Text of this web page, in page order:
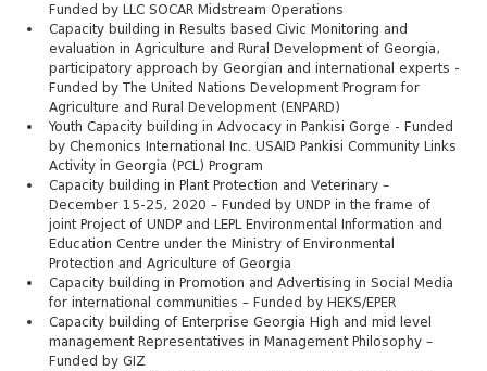
Funded by LLC SOCAR Midstream Operations
Capacity building in Results based Civic Monitoring and
evaluation in Agriculture and Rural Development of Georgia,
participatory approach by Georgian and international experts -
Funded by The United Nations Development Program for
Agriculture and Rural Development (ENPARD)
Youth Capacity building in Advocacy in Pankisi Gorge - Funded
by Chemonics International Inc. USAID Pankisi Community Links
Activity in Georgia (PCL) Program
Capacity building in Plant Protection and Veterinary –
December 15-25, 2020 – Funded by UNDP in the frame of
joint Project of UNDP and LEPL Environmental Information and
Education Centre under the Ministry of Environmental
Protection and Agriculture of Georgia
Capacity building in Promotion and Advertising in Social Media
for international communities – Funded by HEKS/EPER
Capacity building of Enterprise Georgia High and mid level
management Representatives in Management Philosophy –
Funded by GIZ